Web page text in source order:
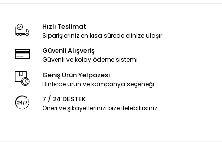
Hızlı Teslimat
Siparişleriniz en kısa sürede elinize ulaşır.
Güvenli Alışveriş
Güvenli ve kolay ödeme sistemi
Geniş Ürün Yelpazesi
Binlerce ürün ve kampanya seçeneği
7 / 24 DESTEK
Öneri ve şikayetlerinizi bize iletebilirsiniz.